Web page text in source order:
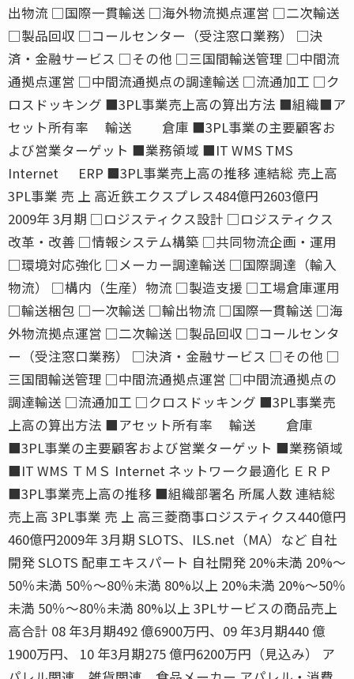
出物流 □国際一貫輸送 □海外物流拠点運営 □二次輸送
□製品回収 □コールセンター（受注窓口業務） □決
済・金融サービス □その他 □三国間輸送管理 □中間流
通拠点運営 □中間流通拠点の調達輸送 □流通加工 □ク
ロスドッキング ■3PL事業売上高の算出方法 ■組織■ア
セット所有率 輸送 倉庫 ■3PL事業の主要顧客お
よび営業ターゲット ■業務領域 ■IT WMS TMS
Internet ERP ■3PL事業売上高の推移 連結総 売上高
3PL事業 売 上 高近鉄エクスプレス484億円2603億円
2009年 3月期 □ロジスティクス設計 □ロジスティクス
改革・改善 □情報システム構築 □共同物流企画・運用
□環境対応強化 □メーカー調達輸送 □国際調達（輸入
物流） □構内（生産）物流 □製造支援 □工場倉庫運用
□輸送梱包 □一次輸送 □輸出物流 □国際一貫輸送 □海
外物流拠点運営 □二次輸送 □製品回収 □コールセンタ
ー（受注窓口業務） □決済・金融サービス □その他 □
三国間輸送管理 □中間流通拠点運営 □中間流通拠点の
調達輸送 □流通加工 □クロスドッキング ■3PL事業売
上高の算出方法 ■アセット所有率 輸送 倉庫
■3PL事業の主要顧客および営業ターゲット ■業務領域
■IT WMS ＴＭＳ Internet ネットワーク最適化 ＥＲＰ
■3PL事業売上高の推移 ■組織部署名 所属人数 連結総
売上高 3PL事業 売 上 高三菱商事ロジスティクス440億円
460億円2009年 3月期 SLOTS、ILS.net（MA）など 自社
開発 SLOTS 配車エキスパート 自社開発 20%未満 20%〜
50％未満 50％〜80％未満 80%以上 20%未満 20%〜50％
未満 50％〜80％未満 80%以上 3PLサービスの商品売上
高合計 08 年3月期492 億6900万円、09 年3月期440 億
1900万円、 10 年3月期275 億円6200万円（見込み） ア